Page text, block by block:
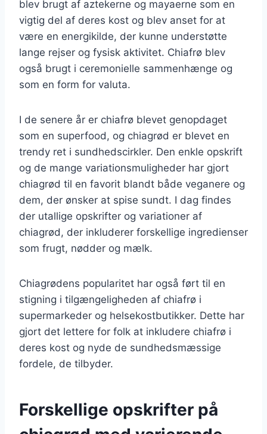
blev brugt af aztekerne og mayaerne som en
vigtig del af deres kost og blev anset for at
være en energikilde, der kunne understøtte
lange rejser og fysisk aktivitet. Chiafrø blev
også brugt i ceremonielle sammenhænge og
som en form for valuta.
I de senere år er chiafrø blevet genopdaget
som en superfood, og chiagrød er blevet en
trendy ret i sundhedscirkler. Den enkle opskrift
og de mange variationsmuligheder har gjort
chiagrød til en favorit blandt både veganere og
dem, der ønsker at spise sundt. I dag findes
der utallige opskrifter og variationer af
chiagrød, der inkluderer forskellige ingredienser
som frugt, nødder og mælk.
Chiagrødens popularitet har også ført til en
stigning i tilgængeligheden af chiafrø i
supermarkeder og helsekostbutikker. Dette har
gjort det lettere for folk at inkludere chiafrø i
deres kost og nyde de sundhedsmæssige
fordele, de tilbyder.
Forskellige opskrifter på